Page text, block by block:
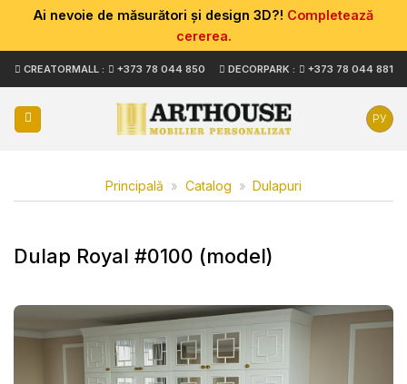
Ai nevoie de măsurători și design 3D?! Completează
cererea.
CREATORMALL : +373 78 044 850 DECORPARK : +373 78 044 881
РУ
Principală » Catalog » Dulapuri
Dulap Royal #0100 (model)